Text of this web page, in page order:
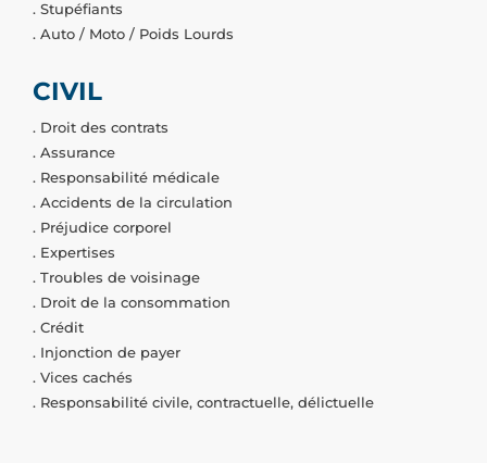
. Stupéfiants
. Auto / Moto / Poids Lourds
CIVIL
. Droit des contrats
. Assurance
. Responsabilité médicale
. Accidents de la circulation
. Préjudice corporel
. Expertises
. Troubles de voisinage
. Droit de la consommation
. Crédit
. Injonction de payer
. Vices cachés
. Responsabilité civile, contractuelle, délictuelle